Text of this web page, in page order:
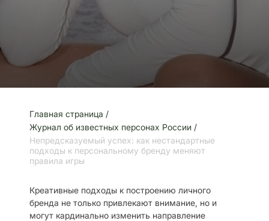
Главная страница /
Журнал об известных персонах России /
Непредсказуемый успех: как нестандартные
подходы к персональному бренду меняют
правила игры
Креативные подходы к построению личного
бренда не только привлекают внимание, но и
могут кардинально изменить направление